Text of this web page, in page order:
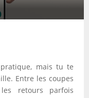
mais tu te
Entre les coupes
retours parfois